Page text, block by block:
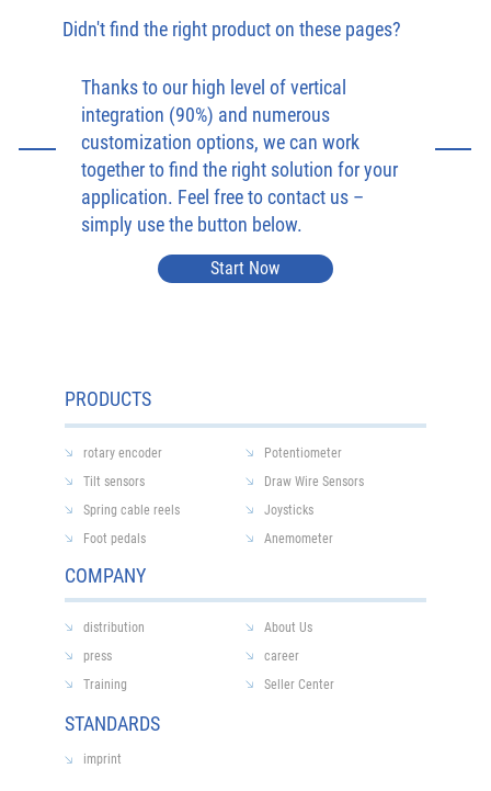
Didn't find the right product on these pages?
Thanks to our high level of vertical
integration (90%) and numerous
customization options, we can work
together to find the right solution for your
application. Feel free to contact us –
simply use the button below.
Start Now
PRODUCTS
COMPANY
rotary encoder
Potentiometer
Tilt sensors
Draw Wire Sensors
Spring cable reels
Joysticks
Foot pedals
Anemometer
distribution
About Us
press
career
Training
Seller Center
STANDARDS
imprint